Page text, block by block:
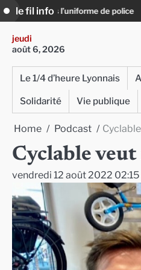
Skip
to
content
le fil info
de police Infox, IA et
jeudi
août 6, 2026
Le 1/4 d’heure Lyonnais
Solidarité
Vie publique
Home Podcast
Cyclable veut
vendredi 12 août 2022 02:15